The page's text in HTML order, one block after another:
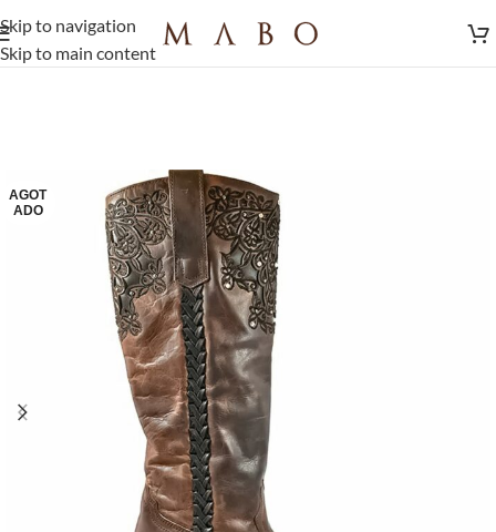
Skip to navigation
Skip to main content
AGOT
ADO